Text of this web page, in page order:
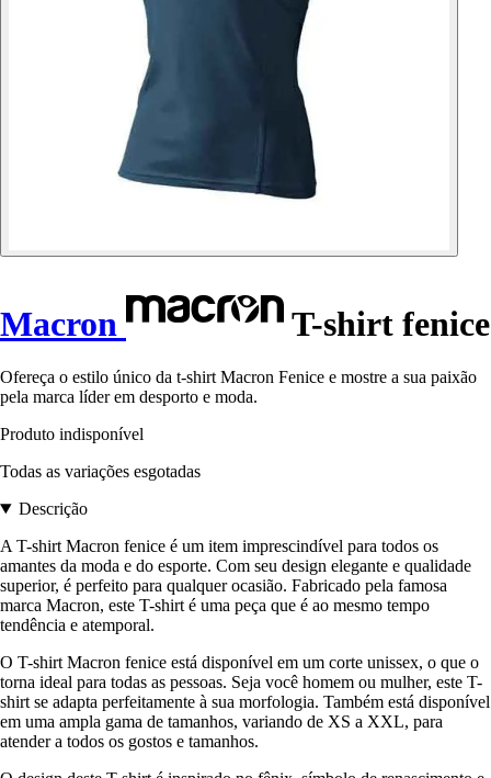
Macron T-shirt fenice
Ofereça o estilo único da t-shirt Macron Fenice e mostre a sua paixão
pela marca líder em desporto e moda.
Produto indisponível
Todas as variações esgotadas
Descrição
A T-shirt Macron fenice é um item imprescindível para todos os
amantes da moda e do esporte. Com seu design elegante e qualidade
superior, é perfeito para qualquer ocasião. Fabricado pela famosa
marca Macron, este T-shirt é uma peça que é ao mesmo tempo
tendência e atemporal.
O T-shirt Macron fenice está disponível em um corte unissex, o que o
torna ideal para todas as pessoas. Seja você homem ou mulher, este T-
shirt se adapta perfeitamente à sua morfologia. Também está disponível
em uma ampla gama de tamanhos, variando de XS a XXL, para
atender a todos os gostos e tamanhos.